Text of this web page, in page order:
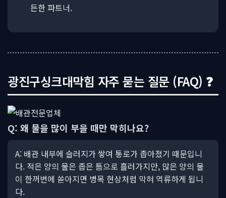
든한 파트너.
광진구싱크대막힘 자주 묻는 질문 (FAQ) ❓
Q: 왜 물을 많이 부을 때만 막히나요?
A: 배관 내부에 슬러지가 쌓여 통로가 좁아졌기 때문입니
다. 적은 양의 물은 좁은 틈으로 흘러가지만, 많은 양의 물
이 한꺼번에 쏟아지면 병목 현상처럼 막혀 역류하게 됩니
다.